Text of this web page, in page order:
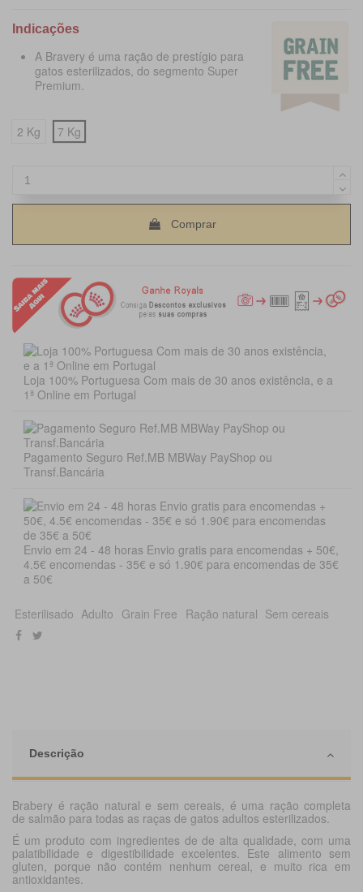
Indicações
A Bravery é uma ração de prestígio para
gatos esterilizados, do segmento Super
Premium.
2 Kg 7 Kg
Comprar
Loja 100% Portuguesa Com mais de 30 anos existência, e a
1ª Online em Portugal
Pagamento Seguro Ref.MB MBWay PayShop ou
Transf.Bancária
Envio em 24 - 48 horas Envio gratis para encomendas + 50€,
4.5€ encomendas - 35€ e só 1.90€ para encomendas de 35€
a 50€
Esterilisado Adulto Grain Free Ração natural Sem cereais
Descrição
Brabery é ração natural e sem cereais, é uma ração completa
de salmão para todas as raças de gatos adultos esterilizados.
É um produto com ingredientes de de alta qualidade, com uma
palatibilidade e digestibilidade excelentes. Este alimento sem
gluten, porque não contém nenhum cereal, e muito rica em
antioxidantes.